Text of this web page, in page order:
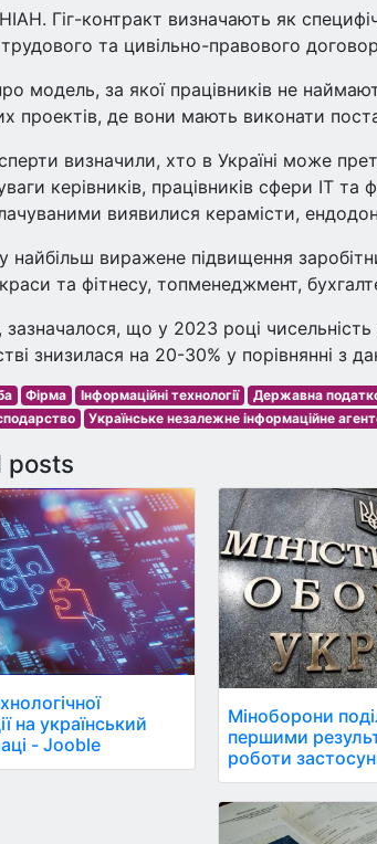
Гіг-контракт визначають як
та цивільно-правового
модель, за якої працівників не
проектів, де вони мають виконати
визначили, хто в Україні може
керівників, працівників сфери ІТ та
виявилися керамісти,
виражене підвищення
краси та фітнесу, топменеджмент,
зазначалося, що у 2023 році
знизилася на 20-30% у порівнянні з
Фірма Інформаційні технології Державна
Українське незалежне інформаційне
posts
на український
- Jooble
Міноборони
першими
роботи